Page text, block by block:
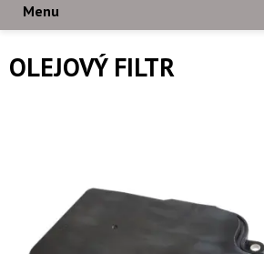
Menu
OLEJOVÝ FILTR